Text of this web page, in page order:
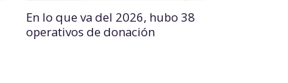
En lo que va del 2026, hubo 38
operativos de donación